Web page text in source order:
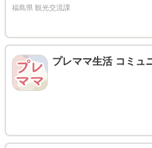
プレママ生活 コミュ